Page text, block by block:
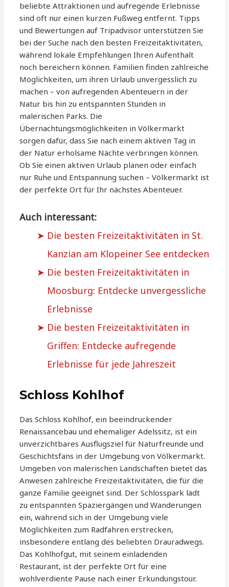
beliebte Attraktionen und aufregende Erlebnisse
sind oft nur einen kurzen Fußweg entfernt. Tipps
und Bewertungen auf Tripadvisor unterstützen Sie
bei der Suche nach den besten Freizeitaktivitäten,
während lokale Empfehlungen Ihren Aufenthalt
noch bereichern können. Familien finden zahlreiche
Möglichkeiten, um ihren Urlaub unvergesslich zu
machen – von aufregenden Abenteuern in der
Natur bis hin zu entspannten Stunden in
malerischen Parks. Die
Übernachtungsmöglichkeiten in Völkermarkt
sorgen dafür, dass Sie nach einem aktiven Tag in
der Natur erholsame Nächte verbringen können.
Ob Sie einen aktiven Urlaub planen oder einfach
nur Ruhe und Entspannung suchen – Völkermarkt ist
der perfekte Ort für Ihr nächstes Abenteuer.
Auch interessant:
Die besten Freizeitaktivitäten in St.
Kanzian am Klopeiner See entdecken
Die besten Freizeitaktivitäten in
Moosburg: Entdecke unvergessliche
Erlebnisse
Die besten Freizeitaktivitäten in
Griffen: Entdecke aufregende
Erlebnisse für jede Jahreszeit
Schloss Kohlhof
Das Schloss Kohlhof, ein beeindruckender
Renaissancebau und ehemaliger Adelssitz, ist ein
unverzichtbares Ausflugsziel für Naturfreunde und
Geschichtsfans in der Umgebung von Völkermarkt.
Umgeben von malerischen Landschaften bietet das
Anwesen zahlreiche Freizeitaktivitäten, die für die
ganze Familie geeignet sind. Der Schlosspark lädt
zu entspannten Spaziergängen und Wanderungen
ein, während sich in der Umgebung viele
Möglichkeiten zum Radfahren erstrecken,
insbesondere entlang des beliebten Drauradwegs.
Das Kohlhofgut, mit seinem einladenden
Restaurant, ist der perfekte Ort für eine
wohlverdiente Pause nach einer Erkundungstour.